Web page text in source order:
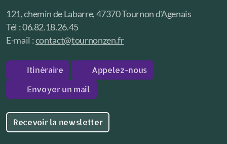
121, chemin de Labarre, 47370 Tournon d'Agenais
Tél : 06.82.18.26.45
E-mail :contact@tournonzen.fr
Itinéraire
Appelez-nous
Envoyer un mail
Recevoir la newsletter